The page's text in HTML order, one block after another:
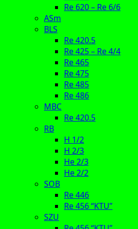
Re 620 – Re 6/6
ASm
BLS
Re 420.5
Re 425 – Re 4/4
Re 465
Re 475
Re 485
Re 486
MBC
Re 420.5
RB
H 1/2
H 2/3
He 2/3
He 2/2
SOB
Re 446
Re 456 “KTU”
SZU